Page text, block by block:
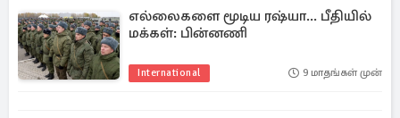
எல்லைகளை மூடிய ரஷ்யா... பீதியில்
மக்கள்: பின்னணி
International 9 மாதங்கள் முன்